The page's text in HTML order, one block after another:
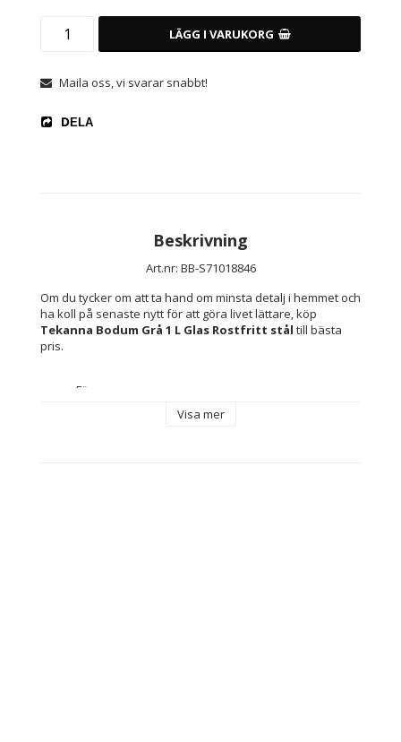
LÄGG I VARUKORG
Maila oss, vi svarar snabbt!
DELA
Beskrivning
Art.nr: BB-S71018846
Om du tycker om att ta hand om minsta detalj i hemmet och
Tekanna Bodum Grå 1 L Glas Rostfritt stål till bästa
pris.
Färg:
TransparentVisa mer